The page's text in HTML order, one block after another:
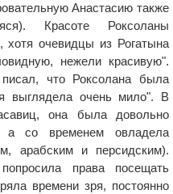
Анастасию также
Красоте Роксоланы
хотя очевидцы из Рогатына
нежели красивую".
что Роксолана была
выглядела очень мило". В
она была довольно
а со временем овладела
арабским и персидским).
права посещать
времени зря, постоянно